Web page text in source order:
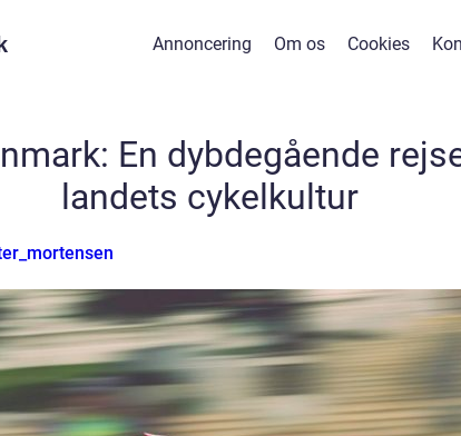
Annoncering Om os Cookies
En dybdegående
landets cykelkultur